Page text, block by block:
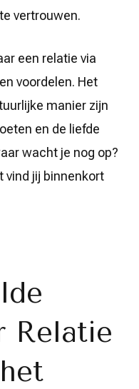
vertrouwen.
een relatie via
voordelen. Het
manier zijn
en de liefde
wacht je nog op?
vind jij binnenkort
Relatie